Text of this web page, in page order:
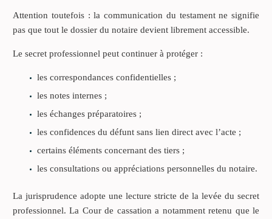
Attention toutefois : la communication du testament ne signifie
pas que tout le dossier du notaire devient librement accessible.
Le secret professionnel peut continuer à protéger :
les correspondances confidentielles ;
les notes internes ;
les échanges préparatoires ;
les confidences du défunt sans lien direct avec l’acte ;
certains éléments concernant des tiers ;
les consultations ou appréciations personnelles du notaire.
La jurisprudence adopte une lecture stricte de la levée du secret
professionnel. La Cour de cassation a notamment retenu que le